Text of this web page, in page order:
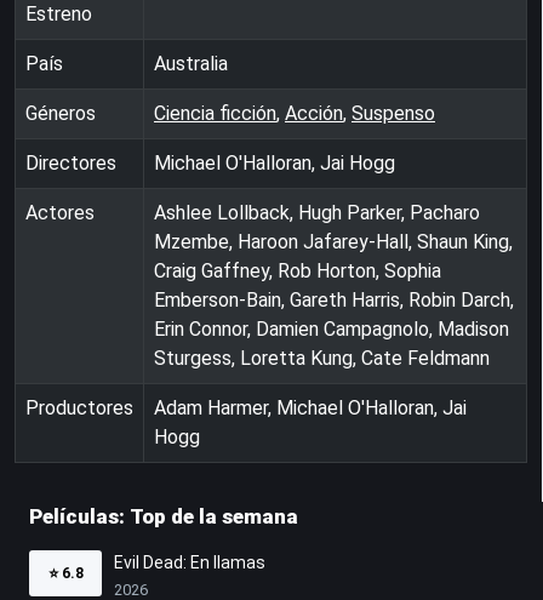
Estreno
País Australia
Géneros Ciencia ficción, Acción, Suspenso
Directores Michael O'Halloran, Jai Hogg
Actores
Ashlee Lollback, Hugh Parker, Pacharo
Mzembe, Haroon Jafarey-Hall, Shaun King,
Craig Gaffney, Rob Horton, Sophia
Emberson-Bain, Gareth Harris, Robin Darch,
Erin Connor, Damien Campagnolo, Madison
Sturgess, Loretta Kung, Cate Feldmann
Productores
Adam Harmer, Michael O'Halloran, Jai
Hogg
Películas: Top de la semana
⭐ 6.8
Evil Dead: En llamas
2026